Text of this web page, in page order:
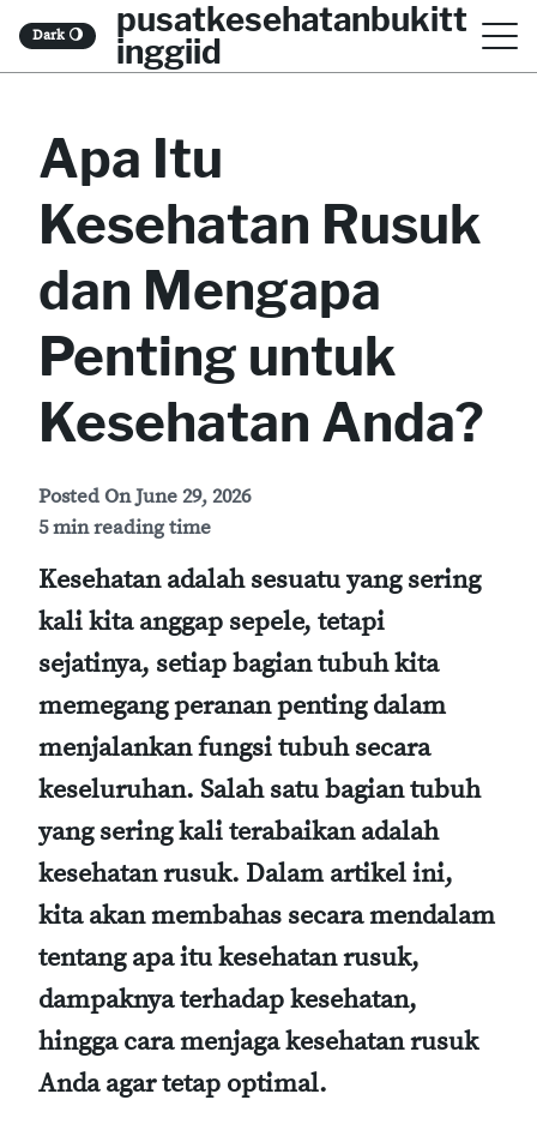
Dark 🌖 pusatkesehatanbukitt
inggiid
Apa Itu
Kesehatan Rusuk
dan Mengapa
Penting untuk
Kesehatan Anda?
Posted OnJune 29, 2026
5 min reading time
Kesehatan adalah sesuatu yang sering
kali kita anggap sepele, tetapi
sejatinya, setiap bagian tubuh kita
memegang peranan penting dalam
menjalankan fungsi tubuh secara
keseluruhan. Salah satu bagian tubuh
yang sering kali terabaikan adalah
kesehatan rusuk. Dalam artikel ini,
kita akan membahas secara mendalam
tentang apa itu kesehatan rusuk,
dampaknya terhadap kesehatan,
hingga cara menjaga kesehatan rusuk
Anda agar tetap optimal.